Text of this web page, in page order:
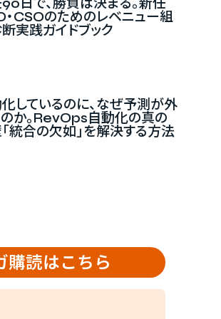
・CSOのためのレベニュー組
実践ガイドブック
しているのに、なぜ予測が外
か。RevOps自動化の真の
統合の欠如」を解決する方法
タブで開く
購読はこちら